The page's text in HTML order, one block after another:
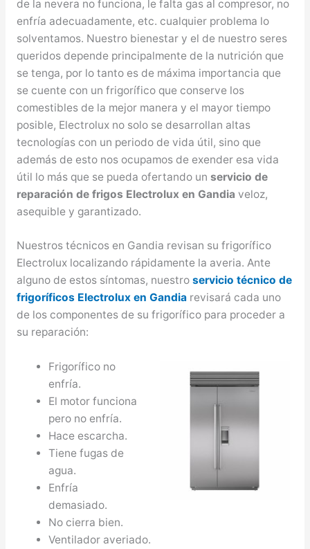
de la nevera no funciona, le falta gas al compresor, no
enfría adecuadamente, etc. cualquier problema lo
solventamos. Nuestro bienestar y el de nuestro seres
queridos depende principalmente de la nutrición que
se tenga, por lo tanto es de máxima importancia que
se cuente con un frigorífico que conserve los
comestibles de la mejor manera y el mayor tiempo
posible, Electrolux no solo se desarrollan altas
tecnologías con un periodo de vida útil, sino que
además de esto nos ocupamos de exender esa vida
útil lo más que se pueda ofertando un servicio de
reparación de frigos Electrolux en Gandia veloz,
asequible y garantizado.
Nuestros técnicos en Gandia revisan su frigorífico
Electrolux localizando rápidamente la averia. Ante
alguno de estos síntomas, nuestro servicio técnico de
frigoríficos Electrolux en Gandiarevisará cada uno
de los componentes de su frigorífico para proceder a
su reparación:
Frigorífico no
enfría.
El motor funciona
pero no enfría.
Hace escarcha.
Tiene fugas de
agua.
Enfría
demasiado.
No cierra bien.
Ventilador averiado.